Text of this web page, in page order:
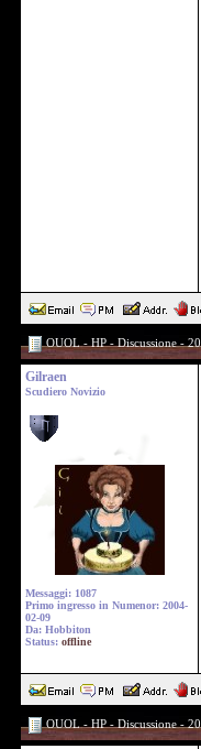
OUOL - HP - Discussione -
Gilraen
Scudiero Novizio
Messaggi: 1087
Primo ingresso in Numenor: 2004-
02-09
Da: Hobbiton
Status: offline
OUOL - HP - Discussione -